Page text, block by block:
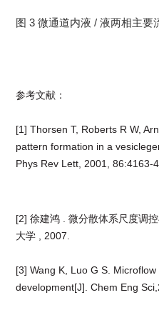
图 3 微通道内液 / 液两相主要
参考文献：
[1] Thorsen T, Roberts R W,
pattern formation in a
Phys Rev Lett, 2001, 86:4163-
[2] 徐建鸿 . 微分散体系尺度调
大学 , 2007.
[3]Wang K, Luo G S.
development[J]. Chem Eng Sci,